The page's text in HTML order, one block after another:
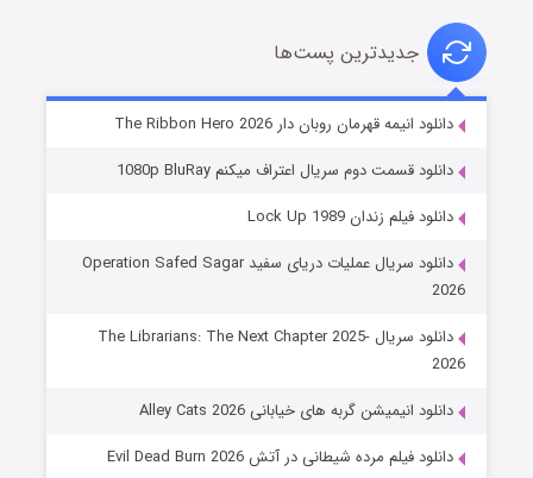
شوهر
عملیات آپارتمان
قسمت۲ (زیرنویس) منتشر شد
جدیدترین پست‌ها
دانلود انیمه قهرمان روبان دار The Ribbon Hero 2026
دانلود قسمت دوم سریال اعتراف میکنم 1080p BluRay
دانلود فیلم زندان Lock Up 1989
دانلود سریال عملیات دریای سفید Operation Safed Sagar
2026
دانلود سریال The Librarians: The Next Chapter 2025-
2026
دانلود انیمیشن گربه های خیابانی Alley Cats 2026
دانلود فیلم مرده شیطانی در آتش Evil Dead Burn 2026